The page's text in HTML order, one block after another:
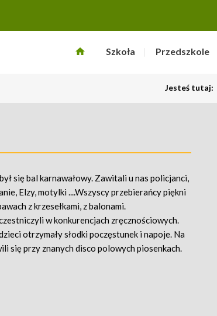
Szkoła Przedszkole
Jesteś tutaj:
się bal karnawałowy. Zawitali u nas policjanci,
Elzy, motylki ....Wszyscy przebierańcy piękni
z krzesełkami, z balonami.
w konkurencjach zręcznościowych.
otrzymały słodki poczęstunek i napoje. Na
się przy znanych disco polowych piosenkach.